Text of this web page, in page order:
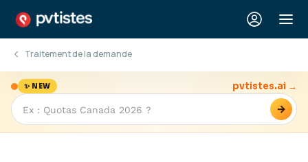
Traitement de la demande
✨ NEW
→
pvtistes.ai →